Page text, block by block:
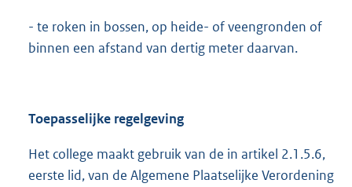
- te roken in bossen, op heide- of veengronden of
binnen een afstand van dertig meter daarvan.
Toepasselijke regelgeving
Het college maakt gebruik van de in artikel 2.1.5.6,
eerste lid, van de Algemene Plaatselijke Verordening